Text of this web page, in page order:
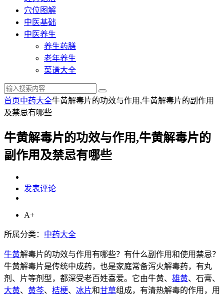
穴位图解
中医基础
中医养生
养生药膳
老年养生
菜谱大全
首页中药大全牛黄解毒片的功效与作用,牛黄解毒片的副作用
及禁忌有哪些
牛黄解毒片的功效与作用,牛黄解毒片的
副作用及禁忌有哪些
发表评论
A+
所属分类： 中药大全
牛黄解毒片的功效与作用有哪些？有什么副作用和使用禁忌？
牛黄解毒片是传统中成药，也是家庭常备泻火解毒药，有丸
剂、片等剂型，都深受老百姓喜爱。它由牛黄、 雄黄、石膏、
大黄、 黄芩、 桔梗、 冰片和甘草组成，有清热解毒的作用，用